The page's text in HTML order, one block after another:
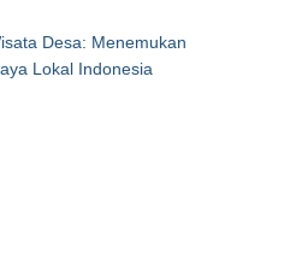
Desa: Menemukan
Lokal Indonesia